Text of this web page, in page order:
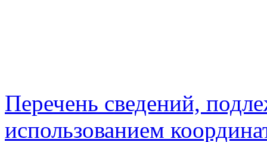
Перечень сведений,
использованием